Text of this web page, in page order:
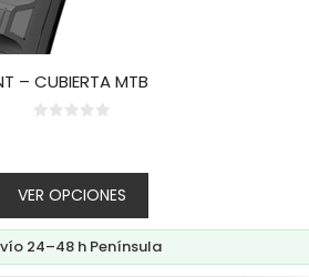
– CUBIERTA MTB
5
precios:
VER OPCIONES
24–48 h Península